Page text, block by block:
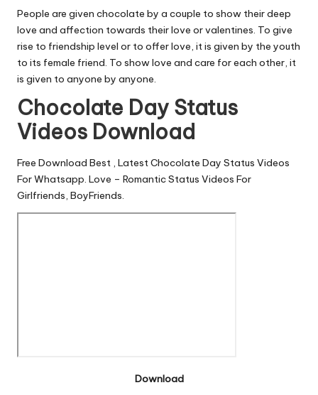
People are given chocolate by a couple to show their deep
love and affection towards their love or valentines. To give
rise to friendship level or to offer love, it is given by the youth
to its female friend. To show love and care for each other, it
is given to anyone by anyone.
Chocolate Day Status
Videos Download
Free Download Best , Latest Chocolate Day Status Videos
For Whatsapp. Love – Romantic Status Videos For
Girlfriends, BoyFriends.
Download